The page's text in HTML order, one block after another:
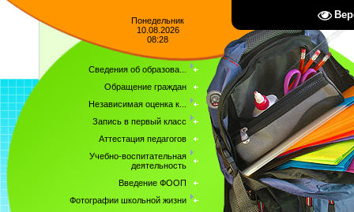
Понедельник
10.08.2026
08:28
Сведения об образова...
Обращение граждан
Независимая оценка к...
Запись в первый класс
Аттестация педагогов
Учебно-воспитательная
деятельность
Введение ФООП
Фотографии школьной жизни